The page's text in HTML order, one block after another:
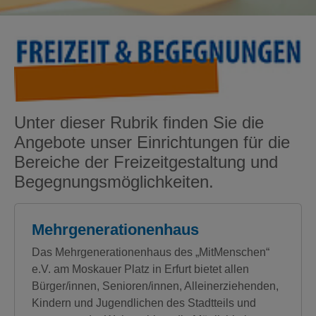
Unter dieser Rubrik finden Sie die
Angebote unser Einrichtungen für die
Bereiche der Freizeitgestaltung und
Begegnungsmöglichkeiten.
Mehrgenerationenhaus
Das Mehrgenerationenhaus des „MitMenschen“
e.V. am Moskauer Platz in Erfurt bietet allen
Bürger/innen, Senioren/innen, Alleinerziehenden,
Kindern und Jugendlichen des Stadtteils und